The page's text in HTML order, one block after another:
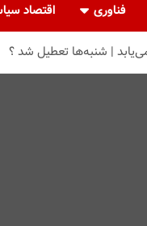
فناوری اقتصاد
| شنبه‌ها تعطیل شد ؟